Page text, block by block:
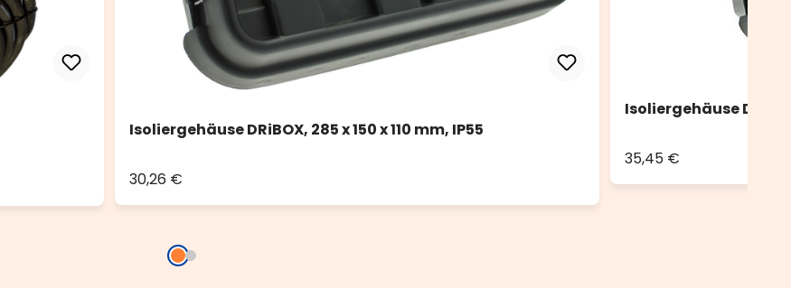
Isoliergehäuse DRiBOX, 285 x 150 x 110 mm, IP55
30,26 €
Isoliergehäuse
35,45 €